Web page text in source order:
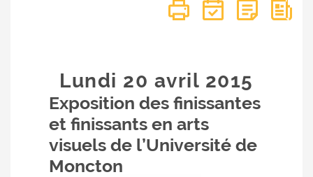
Lundi 20 avril 2015
Exposition des finissantes
et finissants en arts
visuels de l’Université de
Moncton